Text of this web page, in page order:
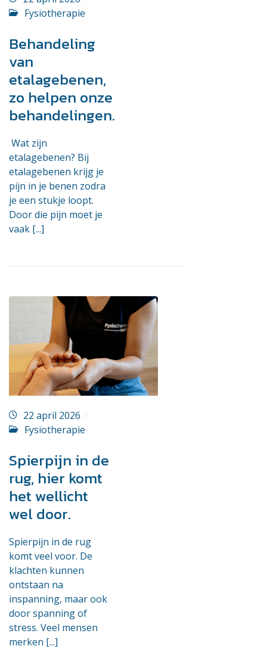
Fysiotherapie
Behandeling
van
etalagebenen,
zo helpen onze
behandelingen.
Wat zijn
etalagebenen? Bij
etalagebenen krijg je
pijn in je benen zodra
je een stukje loopt.
Door die pijn moet je
vaak [...]
22 april 2026
Fysiotherapie
Spierpijn in de
rug, hier komt
het wellicht
wel door.
Spierpijn in de rug
komt veel voor. De
klachten kunnen
ontstaan na
inspanning, maar ook
door spanning of
stress. Veel mensen
merken [...]